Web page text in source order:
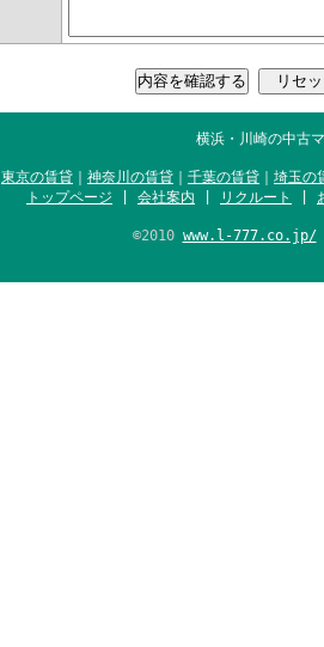
横浜・川崎の中古
東京の賃貸 神奈川の賃貸 千葉の賃貸
埼玉の
トップページ
会社案内 リクルート
©2010 www.l-777.co.jp/